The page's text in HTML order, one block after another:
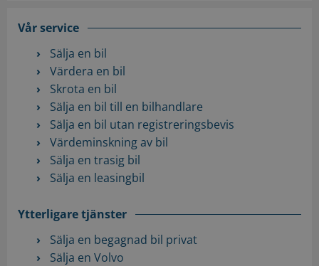
Vår service
Sälja en bil
Värdera en bil
Skrota en bil
Sälja en bil till en bilhandlare
Sälja en bil utan registreringsbevis
Värdeminskning av bil
Sälja en trasig bil
Sälja en leasingbil
Ytterligare tjänster
Sälja en begagnad bil privat
Sälja en Volvo